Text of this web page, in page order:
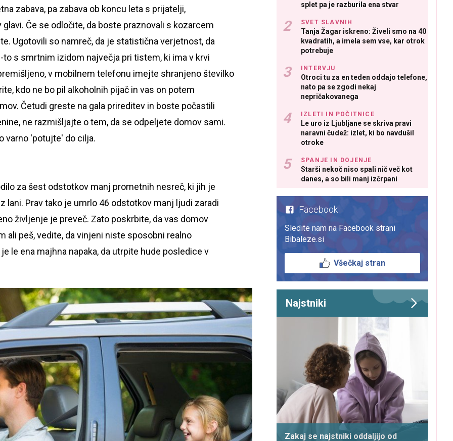
zabava, pa zabava ob koncu leta s prijatelji,
Če se odločite, da boste praznovali s kozarcem
Ugotovili so namreč, da je statistična verjetnost, da
s smrtnim izidom največja pri tistem, ki ima v krvi
v mobilnem telefonu imejte shranjeno številko
kdo ne bo pil alkoholnih pijač in vas on potem
Četudi greste na gala prireditev in boste počastili
ne razmišljajte o tem, da se odpeljete domov sami.
varno 'potujte' do cilja.
za šest odstotkov manj prometnih nesreč, ki jih je
lani. Prav tako je umrlo 46 odstotkov manj ljudi zaradi
življenje je preveč. Zato poskrbite, da vas domov
ali peš, vedite, da vinjeni niste sposobni realno
le ena majhna napaka, da utrpite hude posledice v
splet pa je razburila ena stvar
SVET SLAVNIH
Tanja Žagar iskreno: Živeli smo na 40
kvadratih, a imela sem vse, kar otrok
potrebuje
INTERVJU
Otroci tu za en teden oddajo telefone,
nato pa se zgodi nekaj
nepričakovanega
IZLETI IN POČITNICE
Le uro iz Ljubljane se skriva pravi
naravni čudež: izlet, ki bo navdušil
otroke
SPANJE IN DOJENJE
Starši nekoč niso spali nič več kot
danes, a so bili manj izčrpani
Facebook
Sledite nam na Facebook strani
Bibaleze.si
Všečkaj stran
Najstniki
Zakaj se najstniki oddaljijo od